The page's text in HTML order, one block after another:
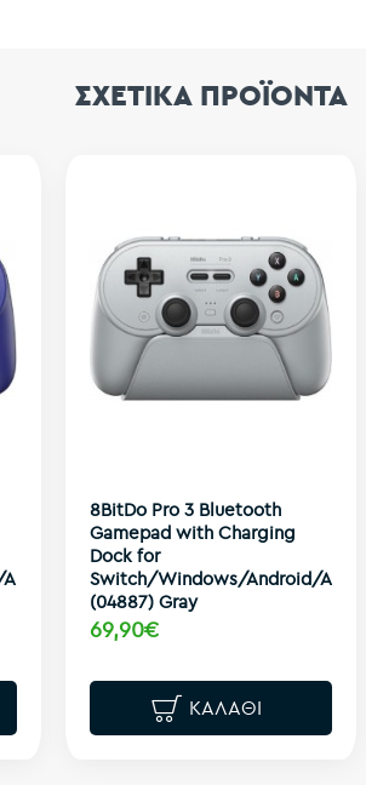
ΣΧΕΤΙΚΑ ΠΡΟΪΟΝΤΑ
StreamOS
8BitDo Pro 3 Bluetooth
Gamepad with Charging
Dock for
Switch/Windows/Android/
(04887) Gray
69,90€
ΚΑΛΆΘΙ